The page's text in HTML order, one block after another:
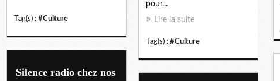
Tag(s) : #Culture
pour...
Lire la suite
Tag(s) : #Culture
Silence radio chez nos